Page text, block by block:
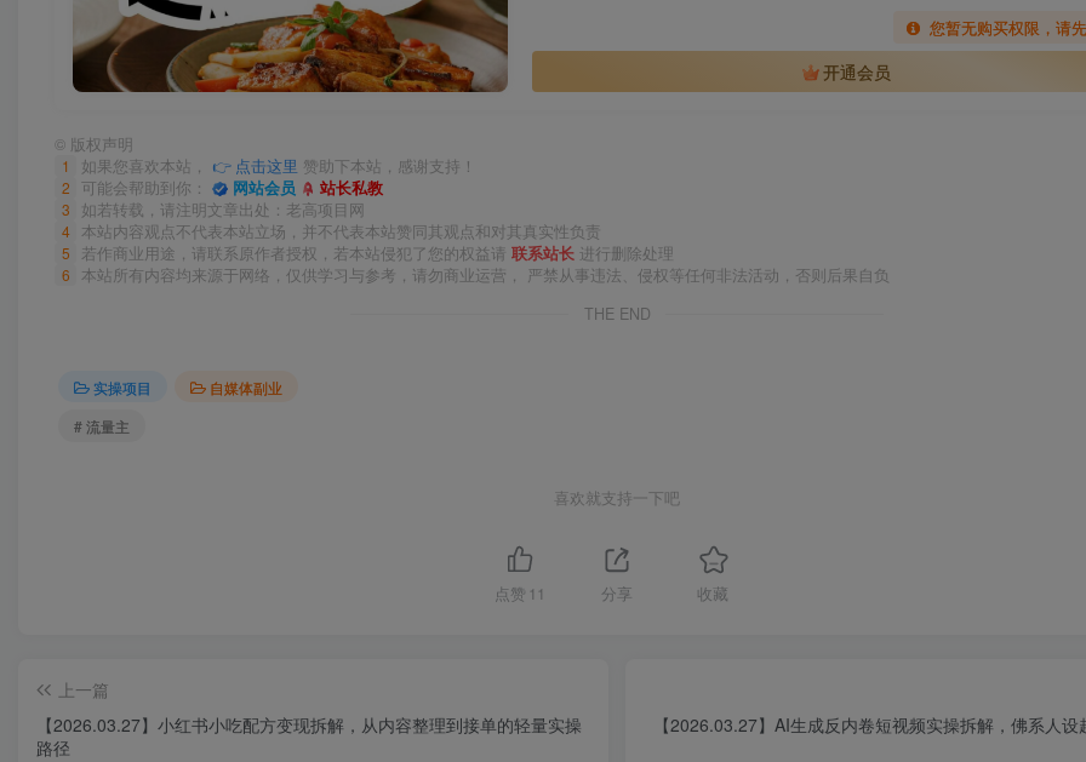
您暂无购买权限，请
开通会员
© 版权声明
1 如果您喜欢本站， 👉 点击这里 赞助下本站，感谢支持！
2 可能会帮助到你： 网站会员 站长私教
3 如若转载，请注明文章出处：老高项目网
4 本站内容观点不代表本站立场，并不代表本站赞同其观点和对其真实性负责
5 若作商业用途，请联系原作者授权，若本站侵犯了您的权益请 联系站长 进行删除处理
6
本站所有内容均来源于网络，仅供学习与参考，请勿商业运营， 严禁从事违法、侵权等任何非法活动，否则后果自负
THE END
实操项目
自媒体副业
# 流量主
喜欢就支持一下吧
点赞 11 分享 收藏
上一篇
【2026.03.27】小红书小吃配方变现拆解，从内容整理到接单的轻量实操
路径
【2026.03.27】AI生成反内卷短视频实操拆解，佛系人